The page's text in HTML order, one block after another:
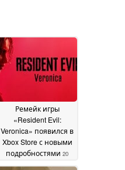
Ремейк игры
«Resident Evil:
Veronica» появился в
Xbox Store с новыми
подробностями 20
June 2026